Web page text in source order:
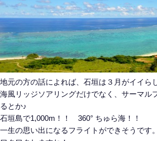
地元の方の話によれば、石垣は３月がイイら
海風リッジソアリングだけでなく、サーマル
るとか♪
石垣島で1,000m！！ 360° ちゅら海！！
一生の思い出になるフライトができそうです。